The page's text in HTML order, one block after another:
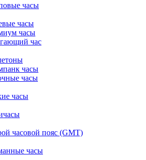
часы
часы
часы
час
часы
часы
часы
часовой пояс (GMT)
часы